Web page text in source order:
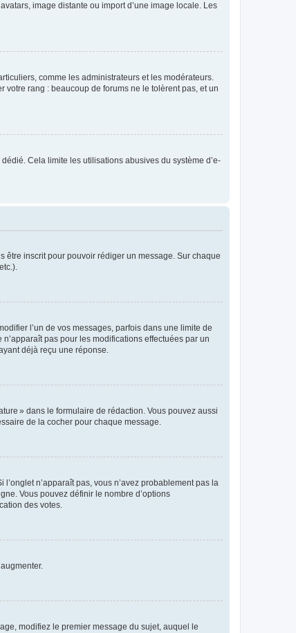
image distante ou import d’une image locale. Les
comme les administrateurs et les modérateurs.
rang : beaucoup de forums ne le tolèrent pas, et un
Cela limite les utilisations abusives du système d’e-
être inscrit pour pouvoir rédiger un message. Sur chaque
l’un de vos messages, parfois dans une limite de
pas pour les modifications effectuées par un
déjà reçu une réponse.
» dans le formulaire de rédaction. Vous pouvez aussi
de la cocher pour chaque message.
n’apparaît pas, vous n’avez probablement pas la
Vous pouvez définir le nombre d’options
des votes.
modifiez le premier message du sujet, auquel le